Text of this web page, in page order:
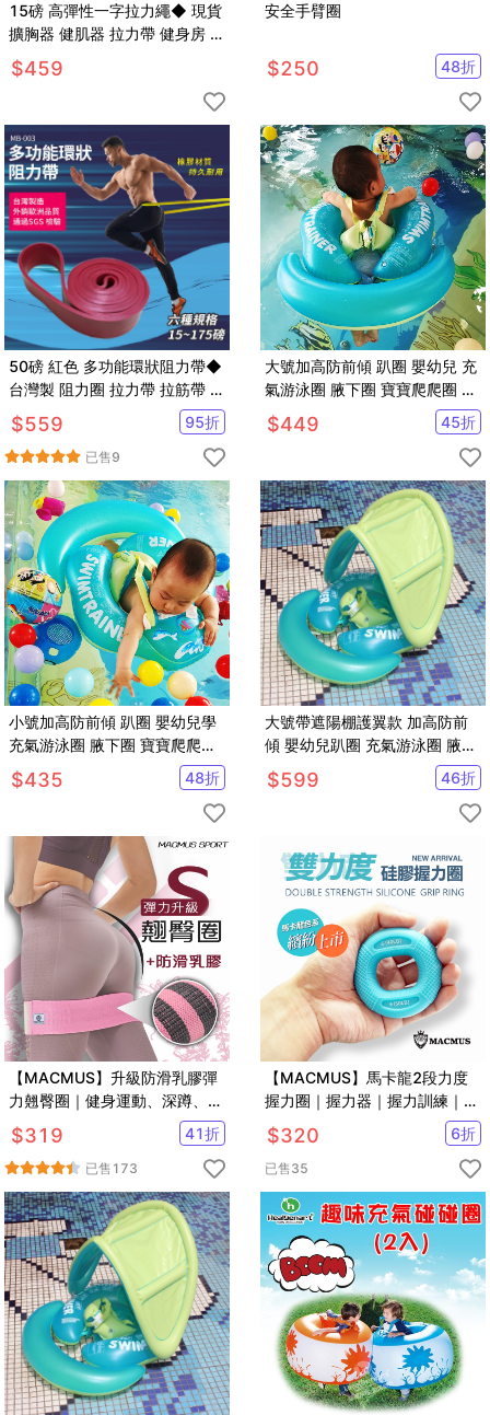
15磅 高彈性一字拉力繩◆ 現貨
擴胸器 健肌器 拉力帶 健身房 彈
力繩 訓練 拉筋 瑜珈 阻力圈
$459
安全手臂圈
$250 48折
50磅 紅色 多功能環狀阻力帶◆
台灣製 阻力圈 拉力帶 拉筋帶 健
身房 彈力繩 訓練 TRX 阻力
$559 95折
已售9
大號加高防前傾 趴圈 嬰幼兒 充
氣游泳圈 腋下圈 寶寶爬爬圈 護
翼款【SV61115】
$449 45折
小號加高防前傾 趴圈 嬰幼兒學
充氣游泳圈 腋下圈 寶寶爬爬圈
護翼款【SV61114】
$435 48折
大號帶遮陽棚護翼款 加高防前
傾 嬰幼兒趴圈 充氣游泳圈 腋下
圈 寶寶爬爬圈【SV61213】
$599 46折
【MACMUS】升級防滑乳膠彈
力翹臀圈｜健身運動、深蹲、瑜
珈｜阻力圈虐臀圈
$319 41折
已售 173
【MACMUS】馬卡龍2段力度
握力圈｜握力器｜握力訓練｜
20-70磅
$320 6折
已售35